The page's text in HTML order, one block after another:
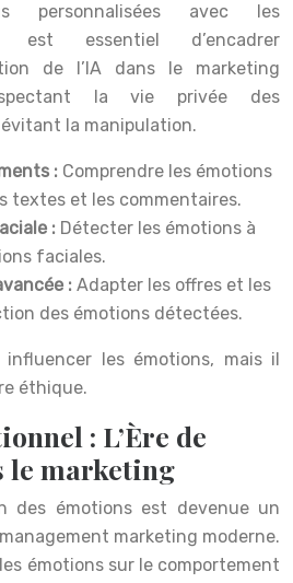
personnalisées avec les
est essentiel d’encadrer
de l’IA dans le marketing
la vie privée des
la manipulation.
: Comprendre les émotions
textes et les commentaires.
: Détecter les émotions à
faciales.
: Adapter les offres et les
des émotions détectées.
influencer les émotions, mais il
éthique.
: L’Ère de
le marketing
des émotions est devenue un
marketing moderne.
émotions sur le comportement